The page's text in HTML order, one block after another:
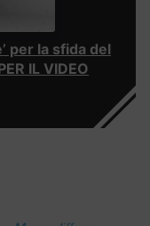
per la sfida del
IL VIDEO